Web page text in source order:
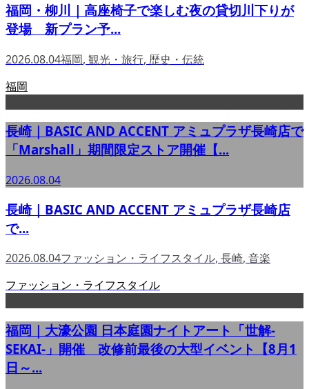
福岡・柳川｜高座椅子で楽しむ夜の貸切川下りが
登場 新プラン予...
2026.08.04福岡, 観光・旅行, 歴史・伝統
福岡
長崎｜BASIC AND ACCENT アミュプラザ長崎店で
「Marshall」期間限定ストア開催【...
2026.08.04
長崎｜BASIC AND ACCENT アミュプラザ長崎店
で...
2026.08.04ファッション・ライフスタイル, 長崎, 音楽
ファッション・ライフスタイル
福岡｜大濠公園 日本庭園ナイトアート「世解-
SEKAI-」開催 改修前最後の大型イベント【8月1
日～...